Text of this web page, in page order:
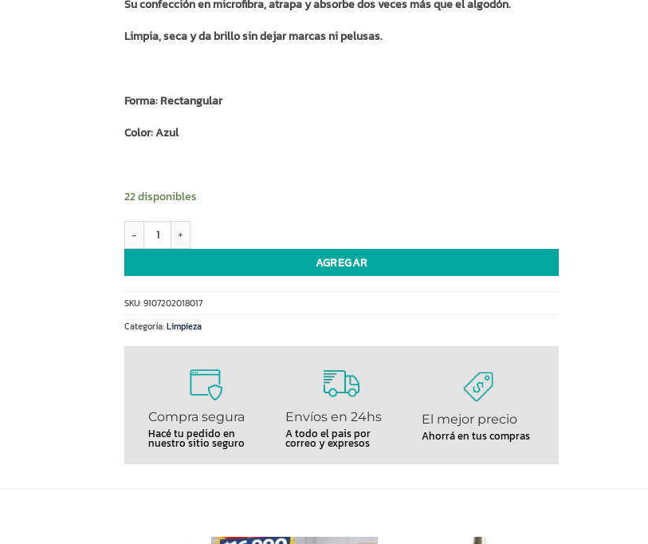
Su confección en microfibra, atrapa y absorbe dos veces más que el algodón.
Limpia, seca y da brillo sin dejar marcas ni pelusas.
Forma: Rectangular
Color: Azul
22 disponibles
Paño piso microfibra 60x40 (92072) cantidad
AGREGAR
SKU:9107202018017
Categoría:Limpieza
Compra segura
Hacé tu pedido en
nuestro sitio seguro
Envíos en 24hs
A todo el pais por
correo y expresos
El mejor precio
Ahorrá en tus compras